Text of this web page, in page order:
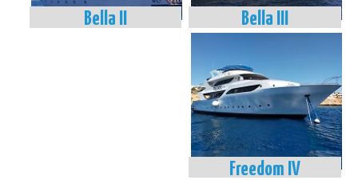
Bella III
Bella II
Freedom IV